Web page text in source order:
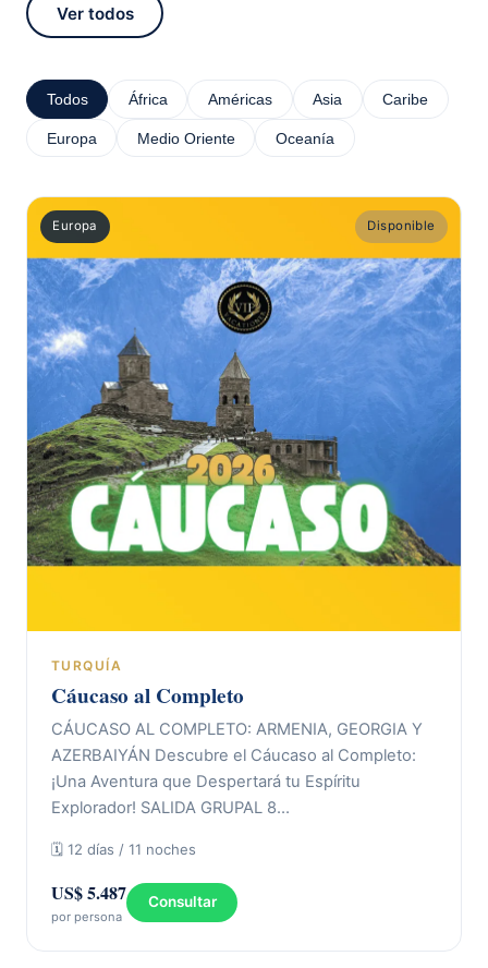
Ver todos
Todos África Américas Asia Caribe
Europa Medio Oriente Oceanía
Europa Disponible
TURQUÍA
Cáucaso al Completo
CÁUCASO AL COMPLETO: ARMENIA, GEORGIA Y
AZERBAIYÁN Descubre el Cáucaso al Completo:
¡Una Aventura que Despertará tu Espíritu
Explorador! SALIDA GRUPAL 8…
🗓 12 días / 11 noches
US$ 5.487
por persona
Consultar